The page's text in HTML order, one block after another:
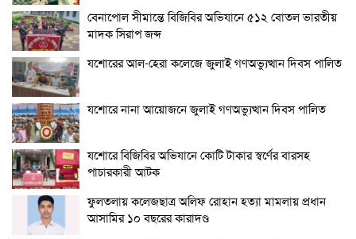
বেনাপোল সীমান্তে বিজিবির অভিযানে ৫১২ বোতল ভারতীয়
মাদক সিরাপ জব্দ
যশোরের আল-হেরা কলেজে জুলাই গণঅভ্যুত্থান দিবস পালিত
যশোরে নানা আয়োজনে জুলাই গণঅভ্যুত্থান দিবস পালিত
যশোরে বিজিবির অভিযানে কোটি টাকার স্বর্ণের বারসহ
পাচারকারী আটক
ফুলতলায় কলেজছাত্র অলিফ রোহান হত্যা মামলায় প্রধান
আসামির ১০ বছরের কারাদণ্ড